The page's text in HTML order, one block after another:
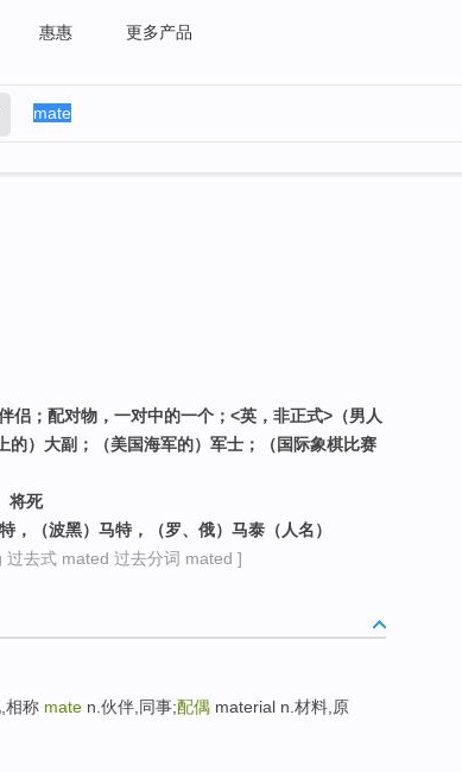
惠惠 更多产品
侣；配对物，一对中的一个；<英，非正式>（男人
）大副；（美国海军的）军士；（国际象棋比赛
将死
，（波黑）马特，（罗、俄）马泰（人名）
去式 mated 过去分词 mated ]
相称 mate n.伙伴,同事;配偶 material n.材料,原